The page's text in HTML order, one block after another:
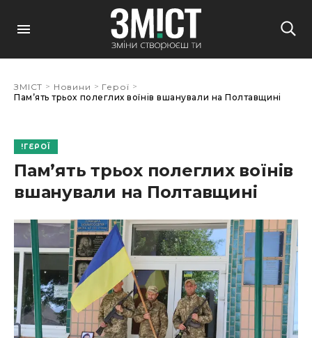
ЗМІСТ > Новини > Герої >
Пам’ять трьох полеглих воїнів вшанували на Полтавщині
ГЕРОЇ
Пам’ять трьох полеглих воїнів
вшанували на Полтавщині